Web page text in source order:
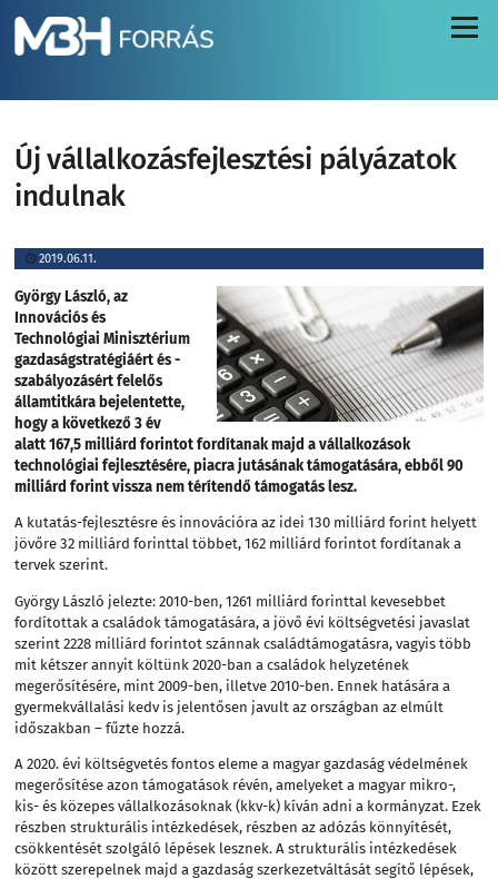
Menü
Új vállalkozásfejlesztési pályázatok
indulnak
2019.06.11.
György László, az
Innovációs és
Technológiai Minisztérium
gazdaságstratégiáért és -
szabályozásért felelős
államtitkára bejelentette,
hogy a következő 3 év
alatt 167,5 milliárd forintot fordítanak majd a vállalkozások
technológiai fejlesztésére, piacra jutásának támogatására, ebből 90
milliárd forint vissza nem térítendő támogatás lesz.
A kutatás-fejlesztésre és innovációra az idei 130 milliárd forint helyett
jövőre 32 milliárd forinttal többet, 162 milliárd forintot fordítanak a
tervek szerint.
György László jelezte: 2010-ben, 1261 milliárd forinttal kevesebbet
fordítottak a családok támogatására, a jövő évi költségvetési javaslat
szerint 2228 milliárd forintot szánnak családtámogatásra, vagyis több
mit kétszer annyit költünk 2020-ban a családok helyzetének
megerősítésére, mint 2009-ben, illetve 2010-ben. Ennek hatására a
gyermekvállalási kedv is jelentősen javult az országban az elmúlt
időszakban – fűzte hozzá.
A 2020. évi költségvetés fontos eleme a magyar gazdaság védelmének
megerősítése azon támogatások révén, amelyeket a magyar mikro-,
kis- és közepes vállalkozásoknak (kkv-k) kíván adni a kormányzat. Ezek
részben strukturális intézkedések, részben az adózás könnyítését,
csökkentését szolgáló lépések lesznek. A strukturális intézkedések
között szerepelnek majd a gazdaság szerkezetváltását segítő lépések,